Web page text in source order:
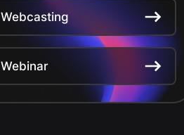
Webcasting
Webinar